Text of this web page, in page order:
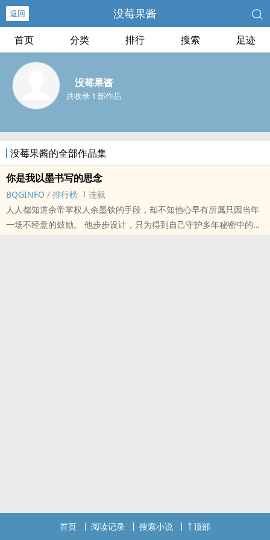
返回 没莓果酱
首页 分类 排行 搜索 足迹
没莓果酱
共收录 1 部作品
没莓果酱的全部作品集
你是我以墨书写的思念
BQGINFO / 排行榜
连载
人人都知道余帝掌权人余墨钦的手段，却不知他心早有所属只因当年
一场不经意的鼓励。 他步步设计，只为得到自己守护多年秘密中的女
首页 阅读记录 搜索小说 顶部